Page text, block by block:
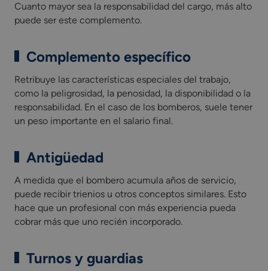
Cuanto mayor sea la responsabilidad del cargo, más alto
puede ser este complemento.
Complemento específico
Retribuye las características especiales del trabajo,
como la peligrosidad, la penosidad, la disponibilidad o la
responsabilidad. En el caso de los bomberos, suele tener
un peso importante en el salario final.
Antigüedad
A medida que el bombero acumula años de servicio,
puede recibir trienios u otros conceptos similares. Esto
hace que un profesional con más experiencia pueda
cobrar más que uno recién incorporado.
Turnos y guardias